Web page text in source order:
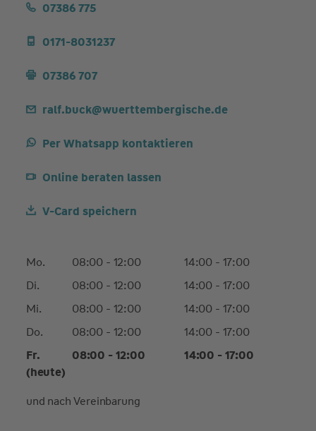
07386 775
0171-8031237
07386 707
ralf.buck@wuerttembergische.de
Per Whatsapp kontaktieren
Online beraten lassen
V-Card speichern
Mo. 08:00 - 12:00
14:00 - 17:00
Di.
08:00 - 12:00
14:00 - 17:00
Mi.
08:00 - 12:00
14:00 - 17:00
Do.
08:00 - 12:00
14:00 - 17:00
Fr.
(heute)
08:00 - 12:00 14:00 - 17:00
und nach Vereinbarung